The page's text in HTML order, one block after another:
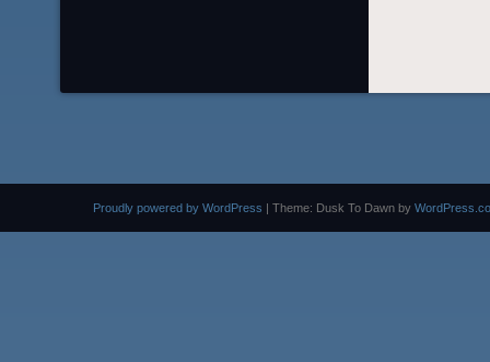
Proudly powered by WordPress | Theme: Dusk To Dawn by